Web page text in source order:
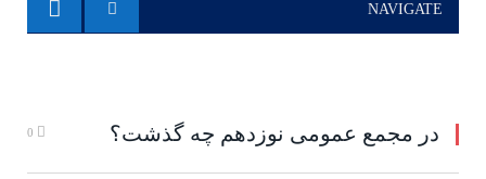
NAVIGATE
در مجمع عمومی نوزدهم چه گذشت؟